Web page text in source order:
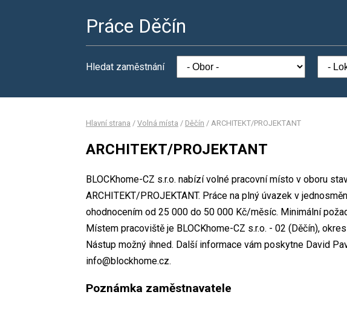
Práce Děčín
Hledat zaměstnání
Hlavní strana / Volná místa / Děčín / ARCHITEKT/PROJEKTANT
ARCHITEKT/PROJEKTANT
BLOCKhome-CZ s.r.o. nabízí volné pracovní místo v oboru
ARCHITEKT/PROJEKTANT. Práce na plný úvazek v
ohodnocením od 25 000 do 50 000 Kč/měsíc. Minimální
Místem pracoviště je BLOCKhome-CZ s.r.o. - 02 (Děčín),
Nástup možný ihned. Další informace vám poskytne David
info@blockhome.cz.
Poznámka zaměstnavatele